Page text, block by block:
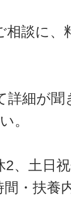
相談に
詳細が
。
、土日
・扶養